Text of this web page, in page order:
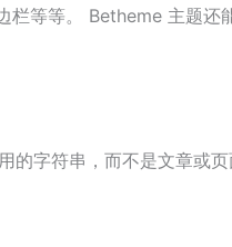
栏等等。 Betheme 主题还
字符串，而不是文章或页